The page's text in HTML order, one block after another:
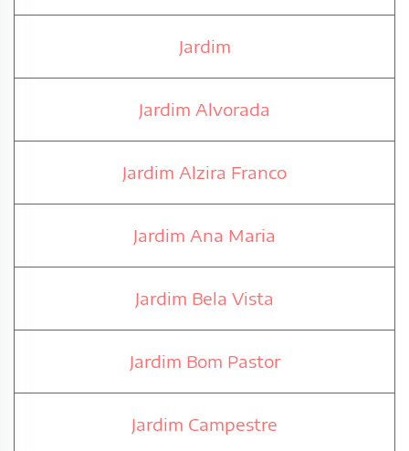
Jardim
Jardim Alvorada
Jardim Alzira Franco
Jardim Ana Maria
Jardim Bela Vista
Jardim Bom Pastor
Jardim Campestre